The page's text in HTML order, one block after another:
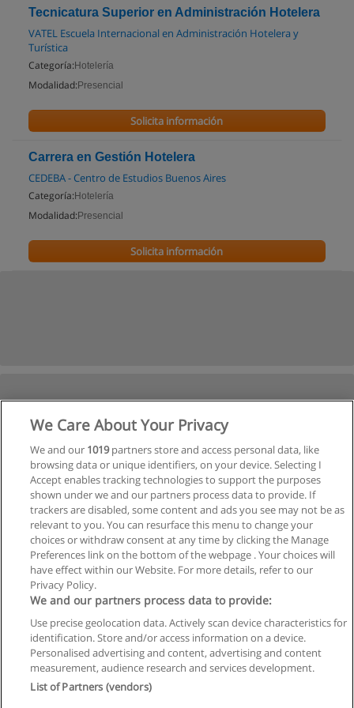
Tecnicatura Superior en Administración Hotelera
VATEL Escuela Internacional en Administración Hotelera y
Turística
Categoría: Hotelería
Modalidad: Presencial
Solicita información
Carrera en Gestión Hotelera
CEDEBA - Centro de Estudios Buenos Aires
Categoría: Hotelería
Modalidad: Presencial
Solicita información
Reglas de uso
Privacidad de datos
Contactar con Educaedu
We Care About Your Privacy
We and our 1019partners store and access personal data, like
browsing data or unique identifiers, on your device. Selecting I
Accept enables tracking technologies to support the purposes
shown under we and our partners process data to provide. If
trackers are disabled, some content and ads you see may not be as
relevant to you. You can resurface this menu to change your
choices or withdraw consent at any time by clicking the Manage
Preferences link on the bottom of the webpage . Your choices will
have effect within our Website. For more details, refer to our
Privacy Policy.
We and our partners process data to provide:
Use precise geolocation data. Actively scan device characteristics for
identification. Store and/or access information on a device.
Personalised advertising and content, advertising and content
measurement, audience research and services development.
List of Partners (vendors)